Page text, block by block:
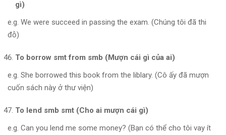
gì)
e.g. We were succeed in passing the exam. (Chúng tôi đã thi
đỗ)
To borrow smt from smb (Mượn cái gì của ai)
e.g. She borrowed this book from the liblary. (Cô ấy đã mượn
cuốn sách này ở thư viện)
To lend smb smt (Cho ai mượn cái gì)
e.g. Can you lend me some money? (Bạn có thể cho tôi vay ít